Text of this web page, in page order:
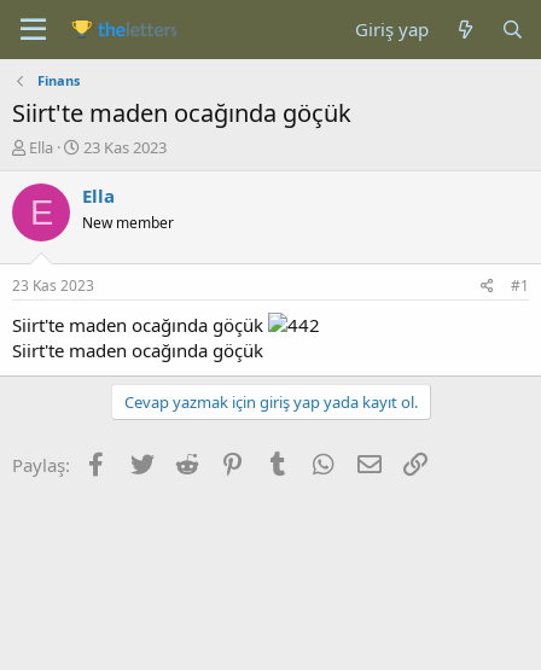
Giriş yap
Finans
Siirt'te maden ocağında göçük
K
n
b
u
u
b
a
ş
l
Ella
B
ş
a
g
ı
ç
a
23 Kas 2023
E Ella
New member
23 Kas 2023 #1
Siirt'te maden ocağında göçük
Siirt'te maden ocağında göçük
Cevap yazmak için giriş yap yada kayıt ol.
Paylaş: Facebook
Twitter Reddit PinterestTumblr WhatsApp
E-posta